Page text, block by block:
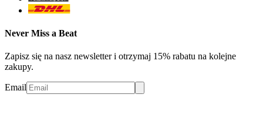
Never Miss a Beat
Zapisz się na nasz newsletter i otrzymaj 15% rabatu na kolejne
zakupy.
Email